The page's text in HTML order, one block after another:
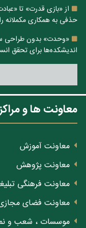
از «بازی قدرت» تا
حذفی به همکاری مکملانه
«وحدت» بدون طراحی
اندیشکده‌ها برای تحقق
معاونت ها و
معاونت آموزش
معاونت پژوهش
معاونت فرهنگی
معاونت فضای
موسسات ، شعب و